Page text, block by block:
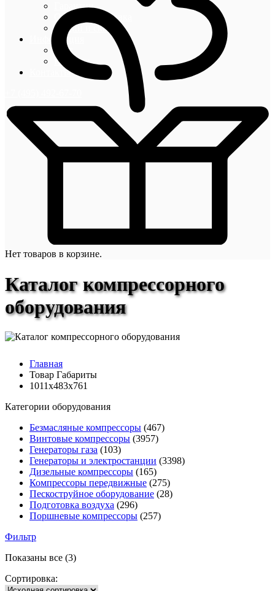
Гарантии
Оплата и доставка
Акции и скидки
Информация
Блог
Новости
Контакты
Нет товаров в корзине.
Каталог компрессорного
оборудования
Главная
Товар Габариты
1011х483х761
Категории оборудования
Безмасляные компрессоры (467)
Винтовые компрессоры (3957)
Генераторы газа (103)
Генераторы и электростанции (3398)
Дизельные компрессоры (165)
Компрессоры передвижные (275)
Пескоструйное оборудование (28)
Подготовка воздуха (296)
Поршневые компрессоры (257)
Фильтр
Показаны все (3)
Сортировка: